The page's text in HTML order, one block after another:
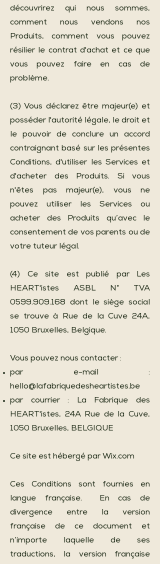
découvrirez qui nous sommes,
comment nous vendons nos
Produits, comment vous pouvez
résilier le contrat d'achat et ce que
vous pouvez faire en cas de
problème.
(3) Vous déclarez être majeur(e) et
posséder l'autorité légale, le droit et
le pouvoir de conclure un accord
contraignant basé sur les présentes
Conditions, d'utiliser les Services et
d'acheter des Produits. Si vous
n'êtes pas majeur(e), vous ne
pouvez utiliser les Services ou
acheter des Produits qu’avec le
consentement de vos parents ou de
votre tuteur légal.
(4) Ce site est publié par Les
HEART'istes ASBL N° TVA
0599.909.168 dont le siège social
se trouve à Rue de la Cuve 24A,
1050 Bruxelles, Belgique.
Vous pouvez nous contacter :​
par e-mail :
hello@lafabriquedesheartistes.be
par courrier : La Fabrique des
HEART'istes, 24A Rue de la Cuve,
1050 Bruxelles, BELGIQUE
Ce site est hébergé par Wix.com
Ces Conditions sont fournies en
langue française. En cas de
divergence entre la version
française de ce document et
n’importe laquelle de ses
traductions, la version française